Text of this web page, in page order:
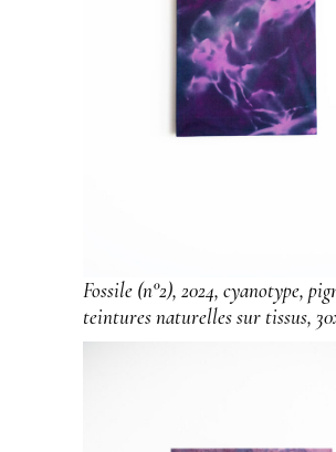
Fossile (n°2), 2024, cyanotype,
teintures naturelles sur tissus,